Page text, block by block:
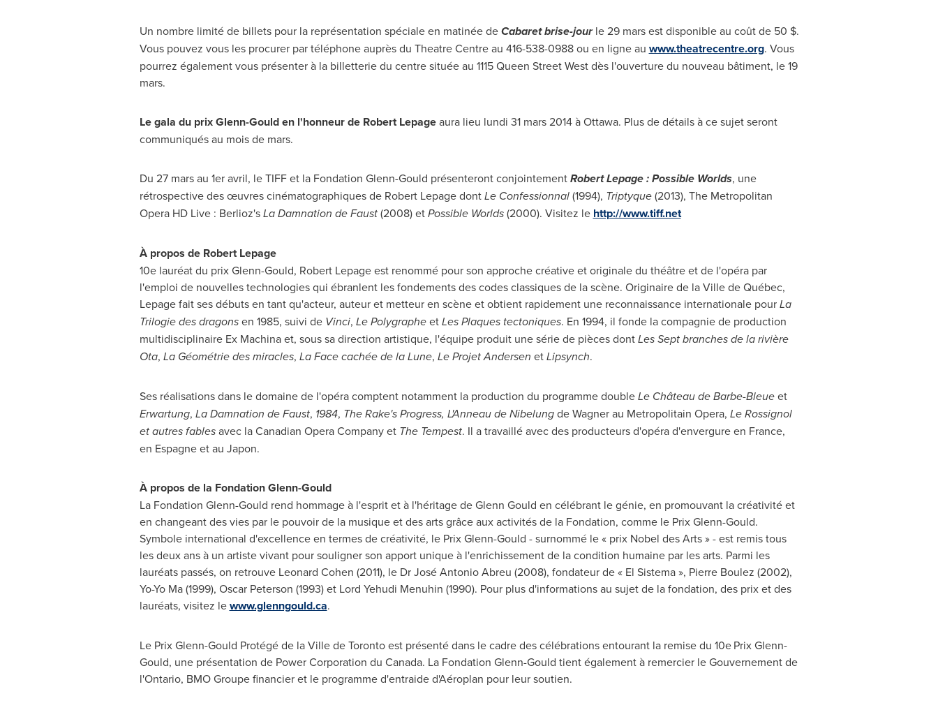
Un nombre limité de billets pour la représentation spéciale en matinée deCabaret brise-jourle 29 mars est disponible au coût de 50 $.
Vous pouvez vous les procurer par téléphone auprès du Theatre Centre au 416-538-0988 ou en ligne au www.theatrecentre.org. Vous
pourrez également vous présenter à la billetterie du centre située au 1115 Queen Street West dès l'ouverture du nouveau bâtiment, le 19
mars.
Le gala du prix Glenn-Gould en l'honneur de Robert Lepageaura lieu lundi 31 mars 2014 àOttawa. Plus de détails à ce sujet seront
communiqués au mois de mars.
Du 27 mars au 1er avril, le TIFF et la Fondation Glenn-Gould présenteront conjointementRobert Lepage: Possible Worlds, une
rétrospective des œuvres cinématographiques de Robert LepagedontLe Confessionnal(1994), Triptyque(2013), The Metropolitan
Opera HD Live : Berlioz'sLa Damnation deFaust (2008) et Possible Worlds(2000). Visitez le http://www.tiff.net
À propos de Robert Lepage
10e lauréat du prix Glenn-Gould, Robert Lepageest renommé pour son approche créative et originale du théâtre et de l'opéra par
l'emploi de nouvelles technologies qui ébranlent les fondements des codes classiques de la scène. Originaire de la Ville de Québec,
Lepage fait ses débuts en tant qu'acteur, auteur et metteur en scène et obtient rapidement une reconnaissance internationale pourLa
Trilogie des dragonsen 1985, suivi de Vinci, Le PolygrapheetLes Plaques tectoniques. En 1994, il fonde la compagnie de production
multidisciplinaire Ex Machina et, sous sa direction artistique, l'équipe produit une série de pièces dontLes Septbranches de la rivière
Ota, La Géométrie des miracles, La Face cachée de la Lune, Le Projet Andersen etLipsynch.
Ses réalisations dans le domaine de l'opéra comptent notamment la production du programme doubleLe Château de Barbe-Bleueet
Erwartung, La Damnation deFaust, 1984, The Rake's Progress, L'Anneau de Nibelungde Wagner au Metropolitain Opera, Le Rossignol
et autres fablesavec la Canadian Opera Company et The Tempest. Il a travaillé avec des producteurs d'opéra d'envergure en France,
en Espagne et au Japon.
À propos de la Fondation Glenn-Gould
La Fondation Glenn-Gould rend hommage à l'esprit et à l'héritage deGlenn Gould en célébrant le génie, en promouvant la créativité et
en changeant des vies par le pouvoir de la musique et des arts grâce aux activités de la Fondation, comme le Prix Glenn-Gould.
Symbole international d'excellence en termes de créativité, le Prix Glenn-Gould - surnommé le « prix Nobel des Arts » - est remis tous
les deux ans à un artiste vivant pour souligner son apport unique à l'enrichissement de la condition humaine par les arts. Parmi les
lauréats passés, on retrouve Leonard Cohen (2011), le Dr JoséAntonio Abreu (2008), fondateur de « El Sistema », Pierre Boulez (2002),
Yo-Yo Ma(1999), Oscar Peterson (1993) et Lord Yehudi Menuhin (1990). Pour plus d'informations au sujet de la fondation, des prix et des
lauréats, visitez lewww.glenngould.ca.
Le Prix Glenn-Gould Protégé de la Ville deTorontoest présenté dans le cadre des célébrations entourant la remise du 10e Prix Glenn-
Gould, une présentation de Power Corporation du Canada. La Fondation Glenn-Gould tient également à remercier le Gouvernement de
l'Ontario, BMO Groupe financier et le programme d'entraide d'Aéroplan pour leur soutien.